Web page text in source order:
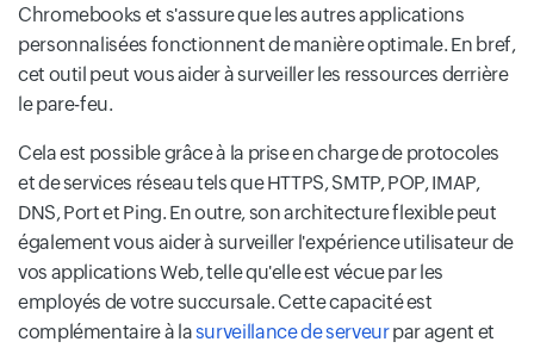
Chromebooks et s'assure que les autres applications
personnalisées fonctionnent de manière optimale. En bref,
cet outil peut vous aider à surveiller les ressources derrière
le pare-feu.
Cela est possible grâce à la prise en charge de protocoles
et de services réseau tels que HTTPS, SMTP, POP, IMAP,
DNS, Port et Ping. En outre, son architecture flexible peut
également vous aider à surveiller l'expérience utilisateur de
vos applications Web, telle qu'elle est vécue par les
employés de votre succursale. Cette capacité est
complémentaire à lasurveillance de serveurpar agent et